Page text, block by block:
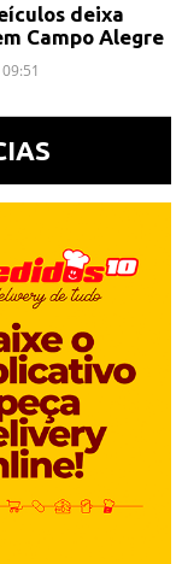
deixa
Campo Alegre